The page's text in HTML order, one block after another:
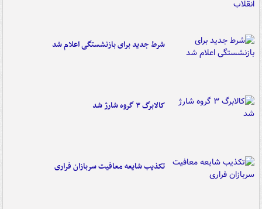
شرط جدید برای بازنشستگی اعلام شد
کالابرگ ۳ گروه شارژ شد
تکذیب شایعه معافیت سربازان فراری